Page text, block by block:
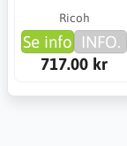
Ricoh
Se info INFO.
717.00 kr